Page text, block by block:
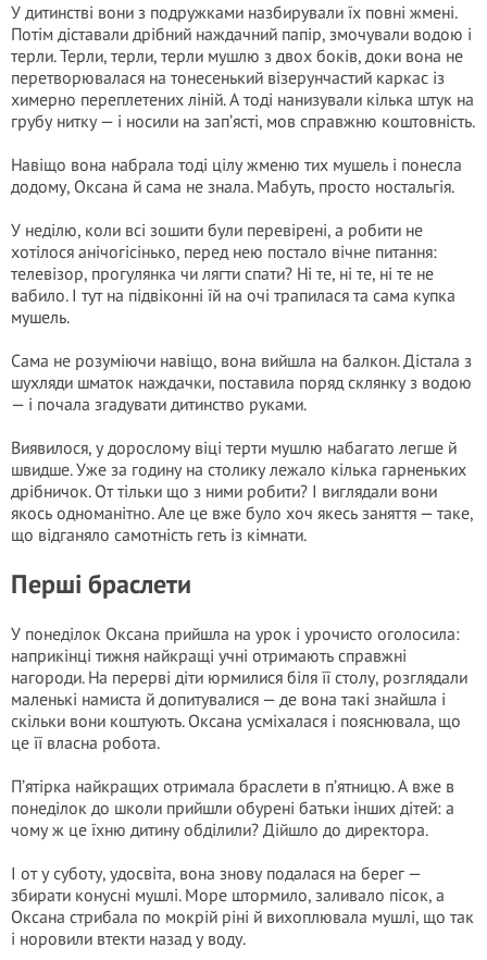
У дитинстві вони з подружками назбирували їх повні жмені.
Потім діставали дрібний наждачний папір, змочували водою і
терли. Терли, терли, терли мушлю з двох боків, доки вона не
перетворювалася на тонесенький візерунчастий каркас із
химерно переплетених ліній. А тоді нанизували кілька штук на
грубу нитку — і носили на зап’ясті, мов справжню коштовність.
Навіщо вона набрала тоді цілу жменю тих мушель і понесла
додому, Оксана й сама не знала. Мабуть, просто ностальгія.
У неділю, коли всі зошити були перевірені, а робити не
хотілося анічогісінько, перед нею постало вічне питання:
телевізор, прогулянка чи лягти спати? Ні те, ні те, ні те не
вабило. І тут на підвіконні їй на очі трапилася та сама купка
мушель.
Сама не розуміючи навіщо, вона вийшла на балкон. Дістала з
шухляди шматок наждачки, поставила поряд склянку з водою
— і почала згадувати дитинство руками.
Виявилося, у дорослому віці терти мушлю набагато легше й
швидше. Уже за годину на столику лежало кілька гарненьких
дрібничок. От тільки що з ними робити? І виглядали вони
якось одноманітно. Але це вже було хоч якесь заняття — таке,
що відганяло самотність геть із кімнати.
Перші браслети
У понеділок Оксана прийшла на урок і урочисто оголосила:
наприкінці тижня найкращі учні отримають справжні
нагороди. На перерві діти юрмилися біля її столу, розглядали
маленькі намиста й допитувалися — де вона такі знайшла і
скільки вони коштують. Оксана усміхалася і пояснювала, що
це її власна робота.
П’ятірка найкращих отримала браслети в п’ятницю. А вже в
понеділок до школи прийшли обурені батьки інших дітей: а
чому ж це їхню дитину обділили? Дійшло до директора.
І от у суботу, удосвіта, вона знову подалася на берег —
збирати конусні мушлі. Море штормило, заливало пісок, а
Оксана стрибала по мокрій ріні й вихоплювала мушлі, що так
і норовили втекти назад у воду.